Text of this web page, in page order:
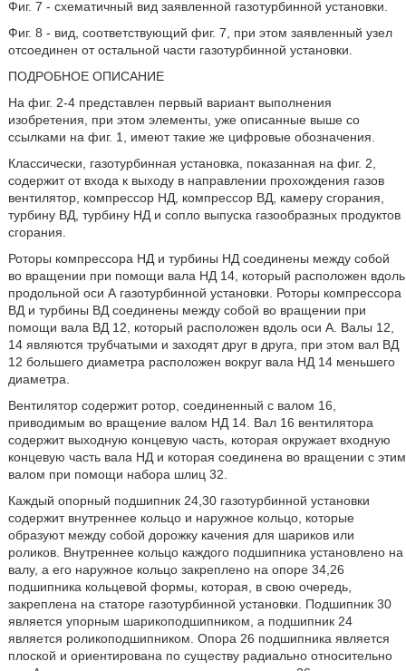
Фиг. 7 - схематичный вид заявленной газотурбинной установки.
Фиг. 8 - вид, соответствующий фиг. 7, при этом заявленный узел
отсоединен от остальной части газотурбинной установки.
ПОДРОБНОЕ ОПИСАНИЕ
На фиг. 2-4 представлен первый вариант выполнения
изобретения, при этом элементы, уже описанные выше со
ссылками на фиг. 1, имеют такие же цифровые обозначения.
Классически, газотурбинная установка, показанная на фиг. 2,
содержит от входа к выходу в направлении прохождения газов
вентилятор, компрессор НД, компрессор ВД, камеру сгорания,
турбину ВД, турбину НД и сопло выпуска газообразных продуктов
сгорания.
Роторы компрессора НД и турбины НД соединены между собой
во вращении при помощи вала НД 14, который расположен вдоль
продольной оси А газотурбинной установки. Роторы компрессора
ВД и турбины ВД соединены между собой во вращении при
помощи вала ВД 12, который расположен вдоль оси А. Валы 12,
14 являются трубчатыми и заходят друг в друга, при этом вал ВД
12 большего диаметра расположен вокруг вала НД 14 меньшего
диаметра.
Вентилятор содержит ротор, соединенный с валом 16,
приводимым во вращение валом НД 14. Вал 16 вентилятора
содержит выходную концевую часть, которая окружает входную
концевую часть вала НД и которая соединена во вращении с этим
валом при помощи набора шлиц 32.
Каждый опорный подшипник 24,30 газотурбинной установки
содержит внутреннее кольцо и наружное кольцо, которые
образуют между собой дорожку качения для шариков или
роликов. Внутреннее кольцо каждого подшипника установлено на
валу, а его наружное кольцо закреплено на опоре 34,26
подшипника кольцевой формы, которая, в свою очередь,
закреплена на статоре газотурбинной установки. Подшипник 30
является упорным шарикоподшипником, а подшипник 24
является роликоподшипником. Опора 26 подшипника является
плоской и ориентирована по существу радиально относительно